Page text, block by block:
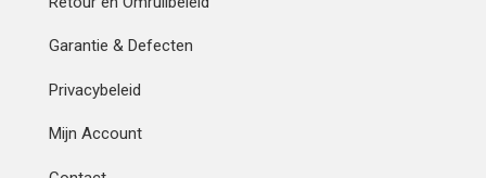
Garantie & Defecten
Privacybeleid
Mijn Account